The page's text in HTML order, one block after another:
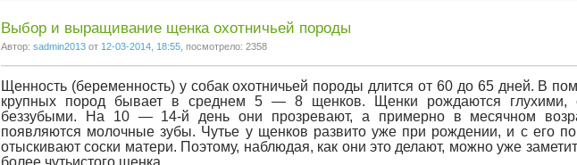
Выбор и выращивание щенка охотничьей породы
Автор: sadmin2013 от 12-03-2014, 18:55 , посмотрело: 2358
Щенность (беременность) у собак охотничьей породы длится от 60 до 65 дней. В
крупных пород бывает в среднем 5 — 8 щенков. Щенки рождаются глухими,
беззубыми. На 10 — 14-й день они прозревают, а примерно в месячном
появляются молочные зубы. Чутье у щенков развито уже при рождении, и с его
отыскивают соски матери. Поэтому, наблюдая, как они это делают, можно уже